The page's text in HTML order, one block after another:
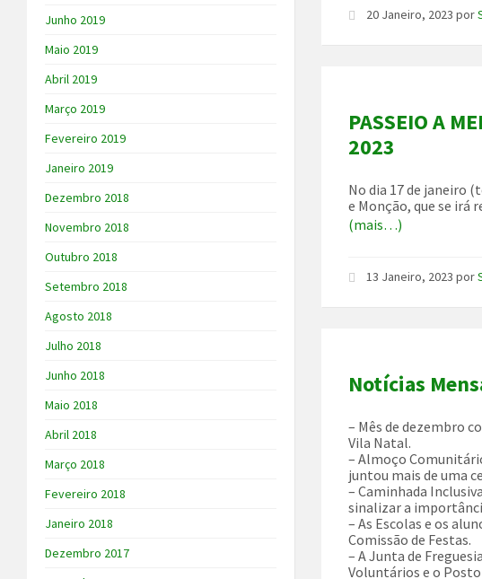
20 Janeiro, 2023por
PASSEIO A
2023
No dia 17 de janeiro
e Monção, que se irá
(mais…)
13 Janeiro, 2023por
Notícias
– Mês de dezembro
Vila Natal.
– Almoço
juntou mais de uma
– Caminhada
sinalizar a
– As Escolas e os
Comissão de Festas.
– A Junta de
Voluntários e o Posto
Junho 2019
Maio 2019
Abril 2019
Março 2019
Fevereiro 2019
Janeiro 2019
Dezembro 2018
Novembro 2018
Outubro 2018
Setembro 2018
Agosto 2018
Julho 2018
Junho 2018
Maio 2018
Abril 2018
Março 2018
Fevereiro 2018
Janeiro 2018
Dezembro 2017